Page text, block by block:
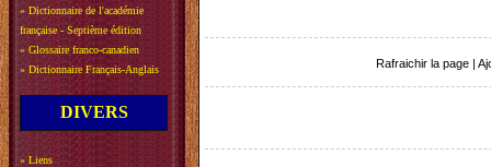
» Dictionnaire de l'académie
française - Septième édition
» Glossaire franco-canadien
» Dictionnaire Français-Anglais
DIVERS
» Liens
Rafraichir la page